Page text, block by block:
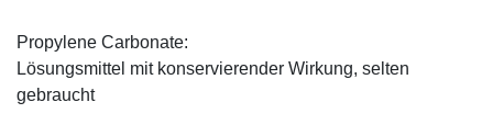
Propylene Carbonate:
Lösungsmittel mit konservierender Wirkung, selten
gebraucht